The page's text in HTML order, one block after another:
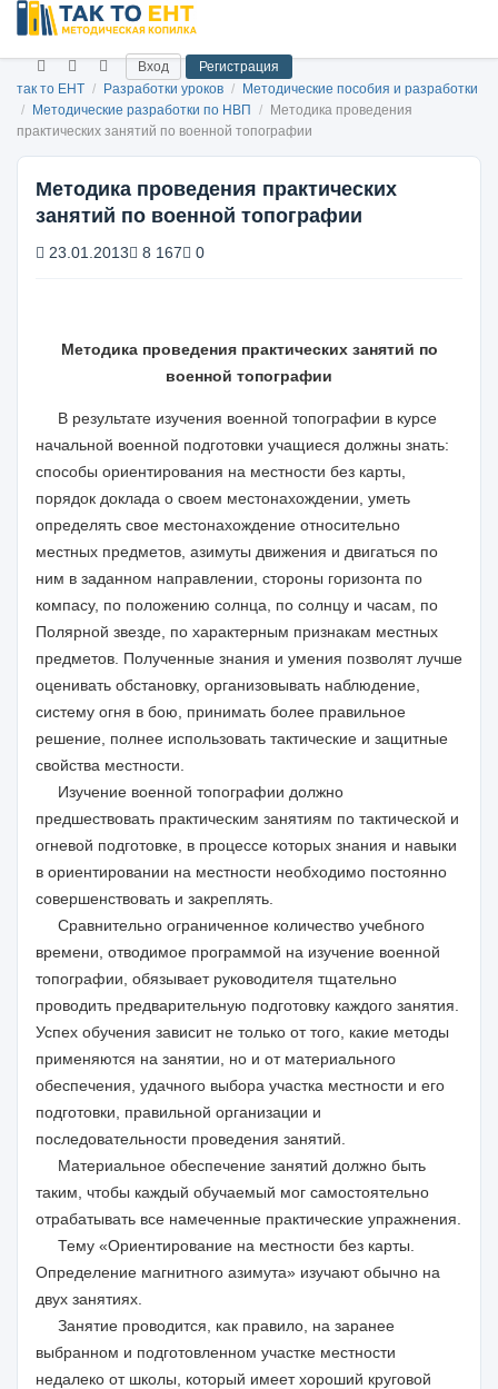
Вход
Регистрация
так то ЕНТ / Разработки уроков /
Методические пособия и разработки
/
Методические разработки по НВП /
Методика проведения
практических занятий по военной топографии
Методика проведения практических
занятий по военной топографии
23.01.2013 8 167 0
Методика проведения практических занятий по
военной топографии
В результате изучения военной топографии в курсе
начальной военной подготовки учащиеся должны знать:
способы ориентирования на местности без карты,
порядок доклада о своем местонахождении, уметь
определять свое местонахождение относительно
местных предметов, азимуты движения и двигаться по
ним в заданном направлении, стороны горизонта по
компасу, по положению солнца, по солнцу и часам, по
Полярной звезде, по характерным признакам местных
предметов. Полученные знания и умения позволят лучше
оценивать обстановку, организовывать наблюдение,
систему огня в бою, принимать более правильное
решение, полнее использовать тактические и защитные
свойства местности.
Изучение военной топографии должно
предшествовать практическим занятиям по тактической и
огневой подготовке, в процессе которых знания и навыки
в ориентировании на местности необходимо постоянно
совершенствовать и закреплять.
Сравнительно ограниченное количество учебного
времени, отводимое программой на изучение военной
топографии, обязывает руководителя тщательно
проводить предварительную подготовку каждого занятия.
Успех обучения зависит не только от того, какие методы
применяются на занятии, но и от материального
обеспечения, удачного выбора участка местности и его
подготовки, правильной организации и
последовательности проведения занятий.
Материальное обеспечение занятий должно быть
таким, чтобы каждый обучаемый мог самостоятельно
отрабатывать все намеченные практические упражнения.
Тему «Ориентирование на местности без карты.
Определение магнитного азимута» изучают обычно на
двух занятиях.
Занятие проводится, как правило, на заранее
выбранном и подготовленном участке местности
недалеко от школы, который имеет хороший круговой